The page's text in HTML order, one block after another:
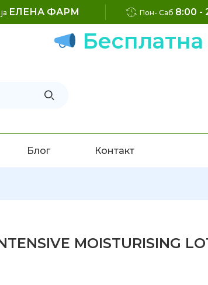
ЕЛЕНА ФАРМ Пон- Саб 8:00 -
Бесплатна
Блог Контакт
MOISTURISING